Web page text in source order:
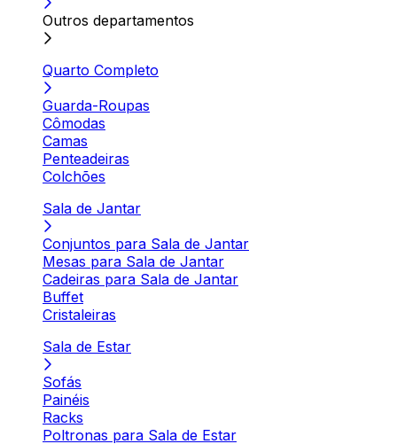
Outros departamentos
Quarto Completo
Guarda-Roupas
Cômodas
Camas
Penteadeiras
Colchões
Sala de Jantar
Conjuntos para Sala de Jantar
Mesas para Sala de Jantar
Cadeiras para Sala de Jantar
Buffet
Cristaleiras
Sala de Estar
Sofás
Painéis
Racks
Poltronas para Sala de Estar